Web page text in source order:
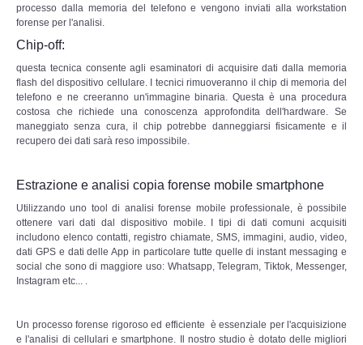
Recupero dati
CYBER SECURITY
Security Management
Risk Management
Incident Handling & Response
Log Management & SIEM
processo dalla memoria del telefono e vengono inviati alla workstation
forense per l'analisi.
Chip-off:
questa tecnica consente agli esaminatori di acquisire dati dalla memoria
flash del dispositivo cellulare. I tecnici rimuoveranno il chip di memoria del
telefono e ne creeranno un'immagine binaria. Questa è una procedura
costosa che richiede una conoscenza approfondita dell'hardware. Se
maneggiato senza cura, il chip potrebbe danneggiarsi fisicamente e il
recupero dei dati sarà reso impossibile.
Estrazione e analisi copia forense mobile smartphone
Utilizzando uno tool di analisi forense mobile professionale, è possibile
ottenere vari dati dal dispositivo mobile. I tipi di dati comuni acquisiti
includono elenco contatti, registro chiamate, SMS, immagini, audio, video,
dati GPS e dati delle App in particolare tutte quelle di instant messaging e
social che sono di maggiore uso: Whatsapp, Telegram, Tiktok, Messenger,
Instagram etc... .
Un processo forense rigoroso ed efficiente è essenziale per l'acquisizione
e l'analisi di cellulari e smartphone. Il nostro studio è dotato delle migliori